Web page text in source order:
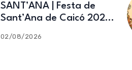
SANT’ANA | Festa de
Sant’Ana de Caicó 2026 |
02/08/2026